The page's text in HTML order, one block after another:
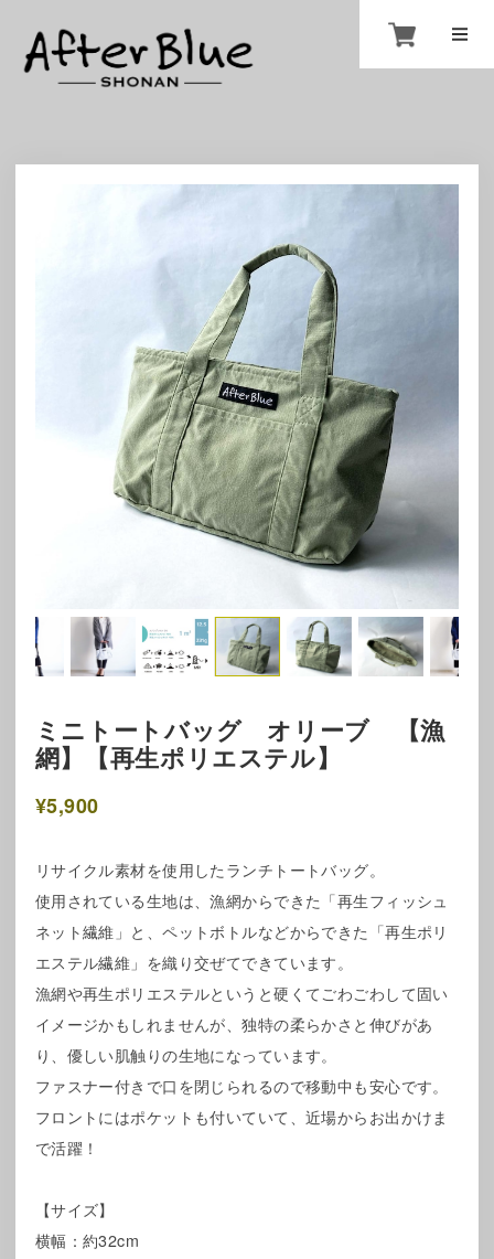
ミニトートバッグ オリーブ 【漁
網】【再生ポリエステル】
¥5,900
リサイクル素材を使用したランチトートバッグ。
使用されている生地は、漁網からできた「再生フィッシュ
ネット繊維」と、ペットボトルなどからできた「再生ポリ
エステル繊維」を織り交ぜてできています。
漁網や再生ポリエステルというと硬くてごわごわして固い
イメージかもしれませんが、独特の柔らかさと伸びがあ
り、優しい肌触りの生地になっています。
ファスナー付きで口を閉じられるので移動中も安心です。
フロントにはポケットも付いていて、近場からお出かけま
で活躍！
【サイズ】
横幅：約32cm